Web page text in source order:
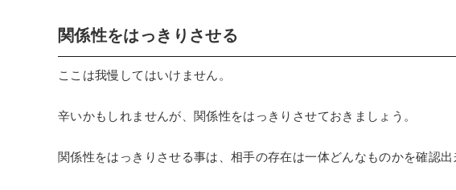
関係性をはっきりさせる
ここは我慢してはいけません。
辛いかもしれませんが、関係性をはっきりさせておきましょう。
関係性をはっきりさせる事は、相手の存在は一体どんなものかを確認出